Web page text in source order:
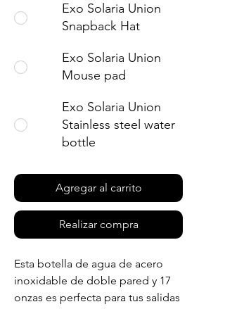
Exo Solaria Union
Snapback Hat
Exo Solaria Union
Mouse pad
Exo Solaria Union
Stainless steel water
bottle
Agregar al carrito
Realizar compra
Esta botella de agua de acero
inoxidable de doble pared y 17
onzas es perfecta para tus salidas